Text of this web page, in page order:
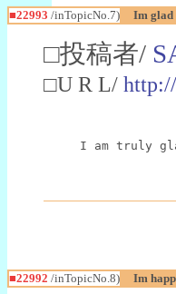
■22993 /inTopicNo.7) Im glad
□投稿者/
□U R L/
I am truly
■22992 /inTopicNo.8) Im